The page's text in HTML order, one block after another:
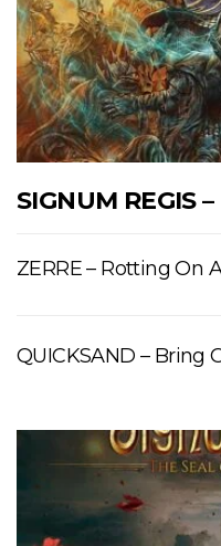
SIGNUM REGIS
ZERRE – Rotting On
QUICKSAND – Bring